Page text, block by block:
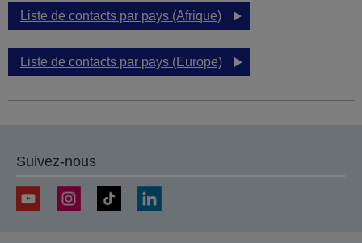
Liste de contacts par pays (Afrique)
Liste de contacts par pays (Europe)
Suivez-nous